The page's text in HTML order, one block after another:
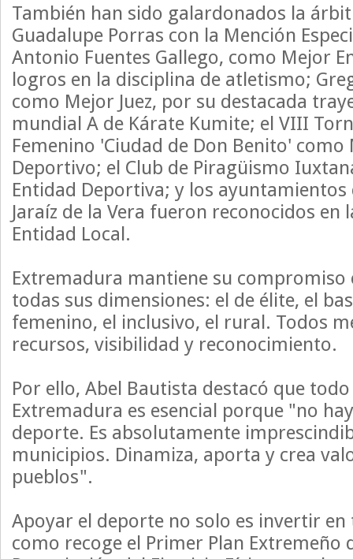
También han sido galardonados la
Guadalupe Porras con la Mención
Antonio Fuentes Gallego, como Mejor
logros en la disciplina de atletismo;
como Mejor Juez, por su destacada
mundial A de Kárate Kumite; el VIII
Femenino 'Ciudad de Don Benito' como
Deportivo; el Club de Piragüismo
Entidad Deportiva; y los ayuntamientos
Jaraíz de la Vera fueron reconocidos en
Entidad Local.
Extremadura mantiene su compromiso
todas sus dimensiones: el de élite, el
femenino, el inclusivo, el rural. Todos
recursos, visibilidad y reconocimiento.
Por ello, Abel Bautista destacó que
Extremadura es esencial porque "no
deporte. Es absolutamente
municipios. Dinamiza, aporta y crea
pueblos".
Apoyar el deporte no solo es invertir
como recoge el Primer Plan Extremeño